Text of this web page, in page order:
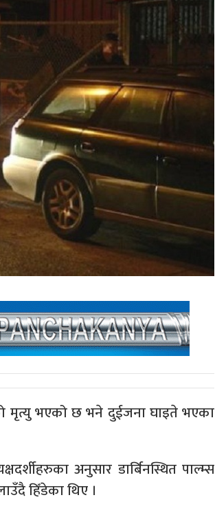
मृत्यु भएको छ भने दुईजना घाइते भएका
अनुसार डार्बिनस्थित पाल्म्स
हिँडेका थिए ।